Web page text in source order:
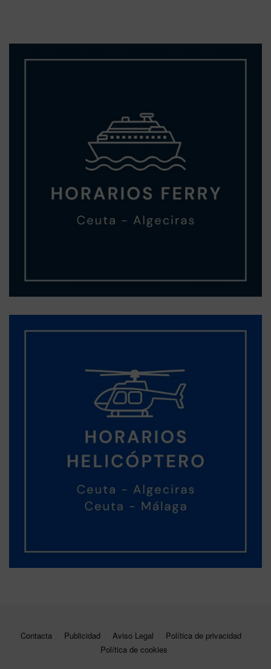
Contacta Publicidad Aviso Legal
Política de privacidad
Política de cookies